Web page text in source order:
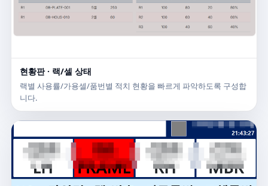
현황판 · 랙/셀 상태
랙별 사용률/가용셀/품번별 적치 현황을 빠르게 파악하도록 구성합
니다.